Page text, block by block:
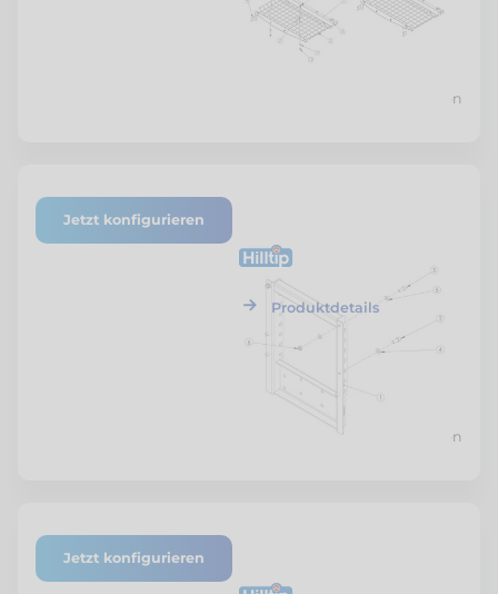
Preis nach Konfiguration
ETF-SZSTR-MRBG-01
HilltipMontagerahmen
Baugruppe
Produktdetails
Preis nach Konfiguration
Jetzt konfigurieren
ETF-SZSTR-SSBG-01
Jetzt konfigurieren